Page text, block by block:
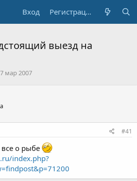
Вход Регистрация
выезд на
Д
с
з
н
и
я
7 мар 2007
#41
о рыбе
index.php?